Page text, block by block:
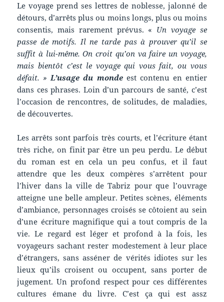
Le voyage prend ses lettres de noblesse, jalonné de
détours, d’arrêts plus ou moins longs, plus ou moins
consentis, mais rarement prévus. « Un voyage se
passe de motifs. Il ne tarde pas à prouver qu’il se
suffit à lui-même. On croit qu’on va faire un voyage,
mais bientôt c’est le voyage qui vous fait, ou vous
défait. » L’usage du mondeest contenu en entier
dans ces phrases. Loin d’un parcours de santé, c’est
l’occasion de rencontres, de solitudes, de maladies,
de découvertes.
Les arrêts sont parfois très courts, et l’écriture étant
très riche, on finit par être un peu perdu. Le début
du roman est en cela un peu confus, et il faut
attendre que les deux compères s’arrêtent pour
l’hiver dans la ville de Tabriz pour que l’ouvrage
atteigne une belle ampleur. Petites scènes, éléments
d’ambiance, personnages croisés se côtoient au sein
d’une écriture magnifique qui a tout compris de la
vie. Le regard est léger et profond à la fois, les
voyageurs sachant rester modestement à leur place
d’étrangers, sans asséner de vérités idiotes sur les
lieux qu’ils croisent ou occupent, sans porter de
jugement. Un profond respect pour ces différentes
cultures émane du livre. C’est ça qui est assz